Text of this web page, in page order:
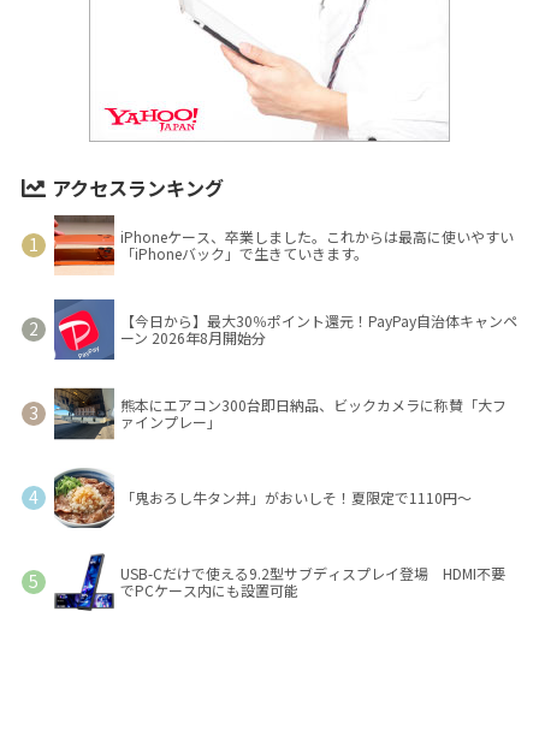
アクセスランキング
iPhoneケース、卒業しました。これからは最高に使いやすい
「iPhoneバック」で生きていきます。
【今日から】最大30％ポイント還元！PayPay自治体キャンペ
ーン 2026年8月開始分
熊本にエアコン300台即日納品、ビックカメラに称賛「大フ
ァインプレー」
「鬼おろし牛タン丼」がおいしそ！夏限定で1110円～
USB-Cだけで使える9.2型サブディスプレイ登場 HDMI不要
でPCケース内にも設置可能